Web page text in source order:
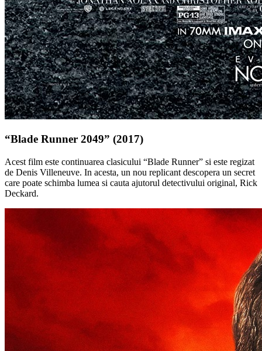
“Blade Runner 2049” (2017)
Acest film este continuarea clasicului “Blade Runner” si este regizat
de Denis Villeneuve. In acesta, un nou replicant descopera un secret
care poate schimba lumea si cauta ajutorul detectivului original, Rick
Deckard.